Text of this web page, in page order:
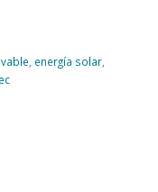
energía solar,